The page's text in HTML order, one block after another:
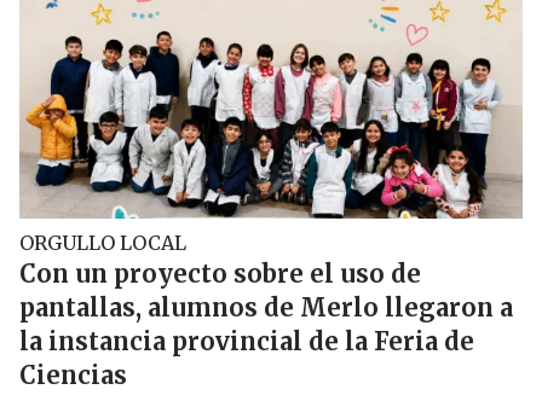
ORGULLO LOCAL
Con un proyecto sobre el uso de
pantallas, alumnos de Merlo llegaron a
la instancia provincial de la Feria de
Ciencias